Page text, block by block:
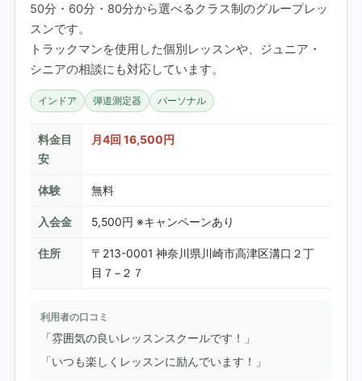
50分・60分・80分から選べるクラス制のグループレッ
スンです。
トラックマンを使用した個別レッスンや、ジュニア・
シニアの相談にも対応しています。
インドア 弾道測定器 パーソナル
料金目
安
月4回 16,500円
体験 無料
入会金 5,500円 ※キャンペーンあり
住所
〒213-0001 神奈川県川崎市高津区溝口２丁
目７−２７
利用者の口コミ
「雰囲気の良いレッスンスクールです！」
「いつも楽しくレッスンに励んでいます！」